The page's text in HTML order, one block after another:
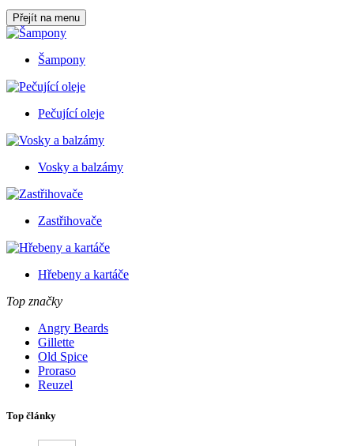
Přejít na menu
Šampony
Pečující oleje
Vosky a balzámy
Zastřihovače
Hřebeny a kartáče
Top značky
Angry Beards
Gillette
Old Spice
Proraso
Reuzel
Top články